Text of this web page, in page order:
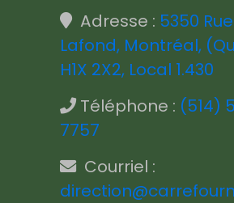
Adresse : 5350 Rue
Lafond, Montréal,
H1X 2X2, Local 1.430
Téléphone : (514)
7757
Courriel :